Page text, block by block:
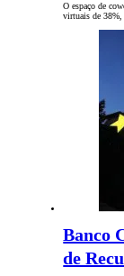
O espaço de
virtuais de
Banco
de